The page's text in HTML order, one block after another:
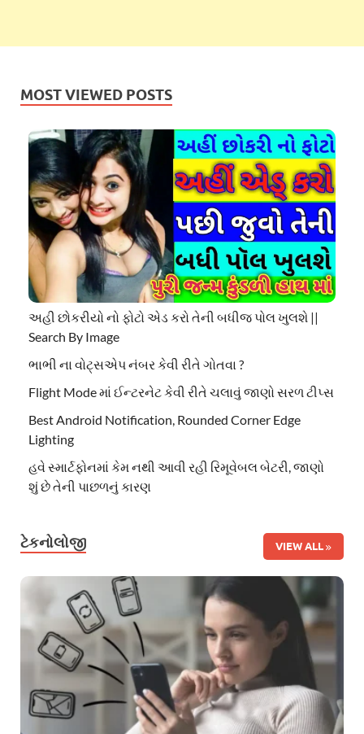
MOST VIEWED POSTS
અહી છોકરીયો નો ફોટો એડ કરો તેની બધીજ પોલ ખુલશે ||
Search By Image
ભાભી ના વોટ્સએપ નંબર કેવી રીતે ગોતવા ?
Flight Mode માં ઈન્ટરનેટ કેવી રીતે ચલાવું જાણો સરળ ટીપ્સ
Best Android Notification, Rounded Corner Edge
Lighting
હવે સ્માર્ટફોનમાં કેમ નથી આવી રહી રિમૂવેબલ બેટરી, જાણો
શું છે તેની પાછળનું કારણ
ટેકનોલોજી VIEW ALL